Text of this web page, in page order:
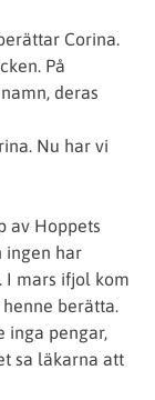
Corina.
På
deras
Nu har vi
av Hoppets
ingen har
I mars ifjol kom
berätta.
inga pengar,
sa läkarna att